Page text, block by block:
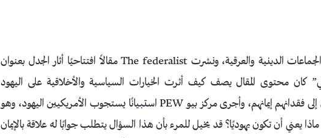
مؤخرًا رأينا نفس الديناميكية في كل من الجماعات الدينية والعرقية، ونشرت The federalist مقالاً افتتاحيًا أثار الجدل بعنوان
كان محتوى المقال يصف كيف أثرت الخيارات السياسية والأخلاقية على اليهود
الأمريكيين والعديد من الأجيال تأثيرَا أدى إلى فقدانهم إيمانهم، وأجرى مركز بيو PEW استبيانًا يستجوب الأمريكيين اليهود، وهو
يعني أن تكون يهوديًا؟ قد يخيل للمرء بأن هذا السؤال يتطلب جوابًا له علاقة بالإيمان